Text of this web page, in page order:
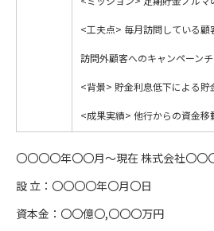
<工夫点> 毎月訪問している顧
訪問外顧客へのキャンペーンチ
<背景> 貯金利息低下による貯
<成果実績> 他行からの資金移
〇〇〇〇年〇〇月～現在 株式会社〇〇
設 立：〇〇〇〇年〇月〇日
資本金：〇〇億〇,〇〇〇万円